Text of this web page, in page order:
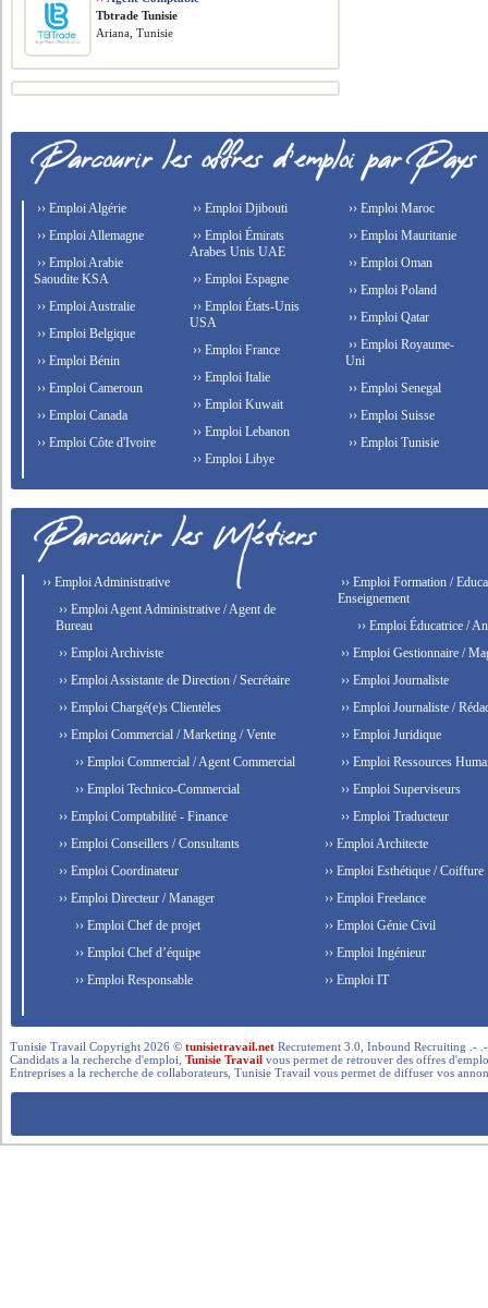
Tbtrade Tunisie
Ariana, Tunisie
›› Emploi Algérie
›› Emploi Allemagne
›› Emploi Arabie
Saoudite KSA
›› Emploi Australie
›› Emploi Belgique
›› Emploi Bénin
›› Emploi Cameroun
›› Emploi Canada
›› Emploi Côte d'Ivoire
›› Emploi Djibouti
›› Emploi Émirats
Arabes Unis UAE
›› Emploi Espagne
›› Emploi États-Unis
USA
›› Emploi France
›› Emploi Italie
›› Emploi Kuwait
›› Emploi Lebanon
›› Emploi Libye
›› Emploi Maroc
›› Emploi Mauritanie
›› Emploi Oman
›› Emploi Poland
›› Emploi Qatar
›› Emploi Royaume-
Uni
›› Emploi Senegal
›› Emploi Suisse
›› Emploi Tunisie
›› Emploi Administrative
›› Emploi Agent Administrative / Agent de
Bureau
›› Emploi Archiviste
›› Emploi Assistante de Direction / Secrétaire
›› Emploi Chargé(e)s Clientèles
›› Emploi Commercial / Marketing / Vente
›› Emploi Commercial / Agent Commercial
›› Emploi Technico-Commercial
›› Emploi Comptabilité - Finance
›› Emploi Conseillers / Consultants
›› Emploi Coordinateur
›› Emploi Directeur / Manager
›› Emploi Chef de projet
›› Emploi Chef d’équipe
›› Emploi Responsable
›› Emploi Formation /
Enseignement
›› Emploi Éducatrice /
›› Emploi Gestionnaire /
›› Emploi Journaliste
›› Emploi Journaliste /
›› Emploi Juridique
›› Emploi Ressources
›› Emploi Superviseurs
›› Emploi Traducteur
›› Emploi Architecte
›› Emploi Esthétique / Coiffure
›› Emploi Freelance
›› Emploi Génie Civil
›› Emploi Ingénieur
›› Emploi IT
Tunisie Travail Copyright 2026 ©tunisietravail.net Recrutement 3.0, Inbound Recruiting .-
Candidats a la recherche d'emploi,Tunisie Travail vous permet de retrouver des offres
Entreprises a la recherche de collaborateurs, Tunisie Travail vous permet de diffuser vos